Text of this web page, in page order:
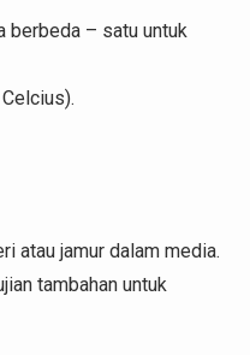
berbeda – satu untuk
atau jamur dalam media.
tambahan untuk